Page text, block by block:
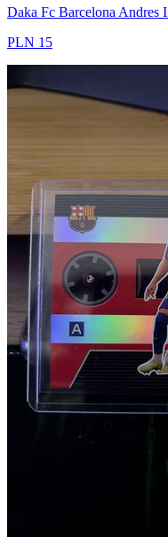
Daka Fc Barcelona Andres
PLN 15